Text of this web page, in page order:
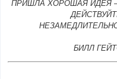
ПРИШЛА ХОРОШАЯ ИДЕЯ
БИЛЛ